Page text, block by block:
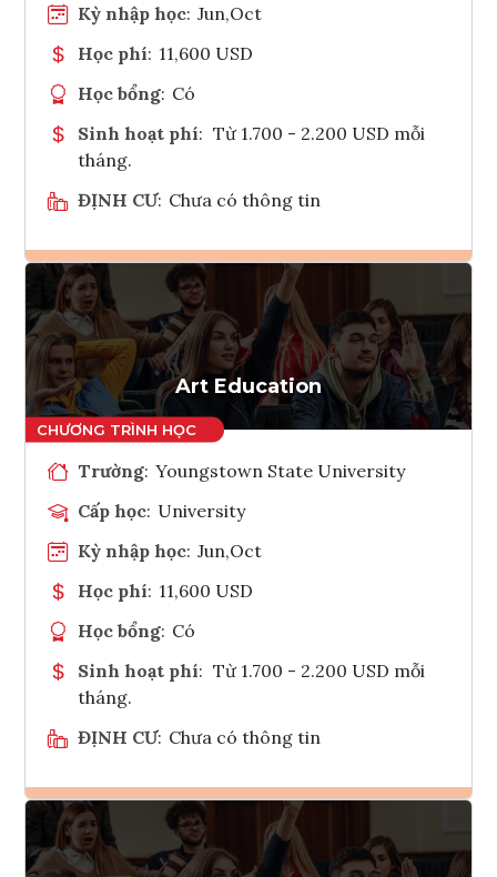
Kỳ nhập học: Jun,Oct
Học phí: 11,600 USD
Học bổng: Có
Sinh hoạt phí: Từ 1.700 - 2.200 USD mỗi
tháng.
ĐỊNH CƯ: Chưa có thông tin
Ghi danh
Tham vấn Interlink
Art Education
Trường: Youngstown State University
Cấp học: University
Kỳ nhập học: Jun,Oct
Học phí: 11,600 USD
Học bổng: Có
Sinh hoạt phí: Từ 1.700 - 2.200 USD mỗi
tháng.
ĐỊNH CƯ: Chưa có thông tin
Ghi danh